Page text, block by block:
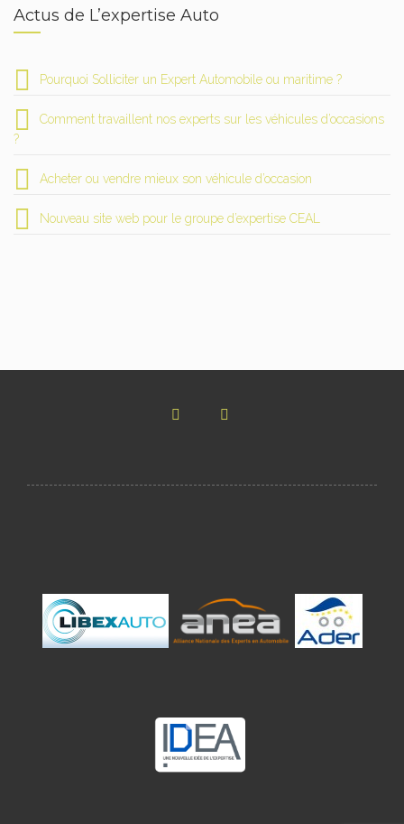
Actus de L’expertise Auto
Pourquoi Solliciter un Expert Automobile ou maritime ?
Comment travaillent nos experts sur les véhicules d’occasions
?
Acheter ou vendre mieux son véhicule d’occasion
Nouveau site web pour le groupe d’expertise CEAL